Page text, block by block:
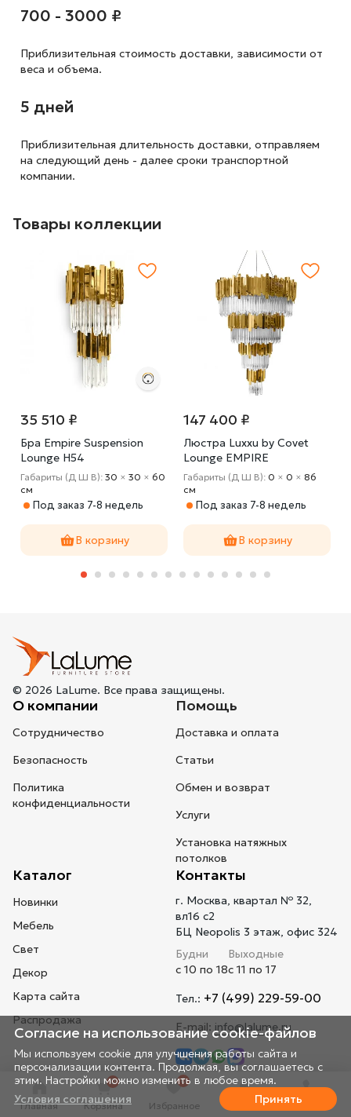
Главная
0
Корзина
0
Избранное Профиль Телефон
700 - 3000 ₽
Приблизительная стоимость доставки, зависимости от
веса и объема.
5 дней
Приблизительная длительность доставки, отправляем
на следующий день - далее сроки транспортной
компании.
Товары коллекции
35 510 ₽
Бра Empire Suspension
Lounge H54
Габариты (Д Ш В): 30 × 30 × 60
cм
Под заказ 7-8 недель
В корзину
147 400 ₽
Люстра Luxxu by Covet
Lounge EMPIRE
Suspension
Габариты (Д Ш В): 0 × 0 × 86
cм
Под заказ 7-8 недель
В корзину
© 2026 LaLume. Все права защищены.
О компании
Сотрудничество
Безопасность
Политика
конфиденциальности
Помощь
Доставка и оплата
Статьи
Обмен и возврат
Услуги
Установка натяжных
потолков
Каталог
Новинки
Мебель
Свет
Декор
Карта сайта
Распродажа
Контакты
г. Москва, квартал № 32,
вл16 с2
БЦ Neopolis 3 этаж, офис 324
Будни
с 10 по 18
Выходные
с 11 по 17
Тел.: +7 (499) 229-59-00
E-mail: info@lalume.ru
Согласие на использование cookie-файлов
Мы используем cookie для улучшения работы сайта и
персонализации контента. Продолжая, вы соглашаетесь с
этим. Настройки можно изменить в любое время.
Принять
Условия соглашения